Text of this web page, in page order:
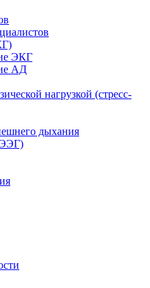
ЭКГ
АД
нагрузкой (стресс-
дыхания